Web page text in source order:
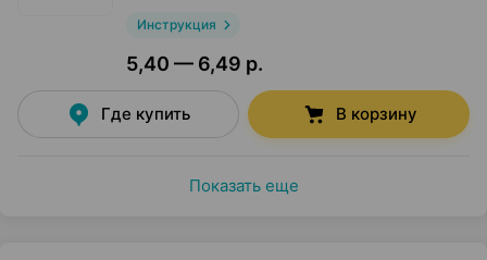
Инструкция
5,40 — 6,49 р.
Где купить В корзину
Показать еще